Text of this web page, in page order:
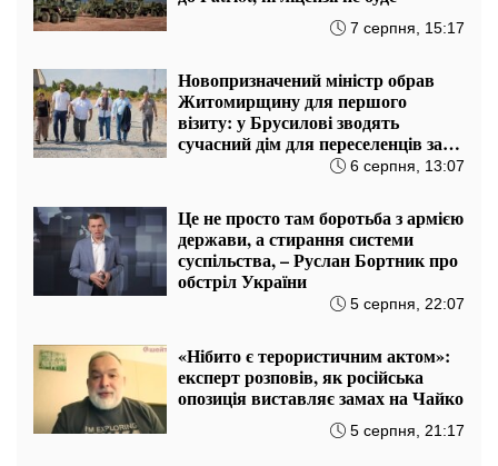
7 серпня, 15:17
Новопризначений міністр обрав
Житомирщину для першого
візиту: у Брусилові зводять
сучасний дім для переселенців за
6 серпня, 13:07
Це не просто там боротьба з армією
держави, а стирання системи
суспільства, – Руслан Бортник про
обстріл України
5 серпня, 22:07
«Нібито є терористичним актом»:
експерт розповів, як російська
опозиція виставляє замах на Чайко
5 серпня, 21:17